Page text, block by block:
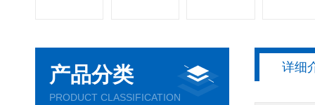
产品分类
PRODUCT CLASSIFICATION
详细